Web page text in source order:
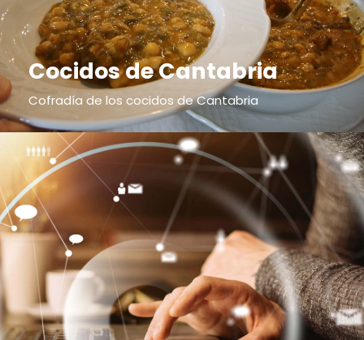
Cocidos de Cantabria
Cofradía de los cocidos de Cantabria